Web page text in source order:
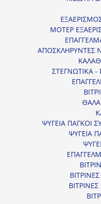
ΜΟΤΕΡ
ΑΠΟΣΚΛΗΡΥΝΤΕΣ
ΣΤΕΓΝΩΤΙΚΑ -
ΨΥΓΕΙΑ ΠΑΓΚΟΙ
ΨΥΓΕΙΑ